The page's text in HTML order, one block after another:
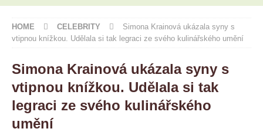
HOME CELEBRITY
Simona Krainová ukázala syny s
vtipnou knížkou. Udělala si tak legraci ze svého kulinářského umění
Simona Krainová ukázala syny s
vtipnou knížkou. Udělala si tak
legraci ze svého kulinářského
umění